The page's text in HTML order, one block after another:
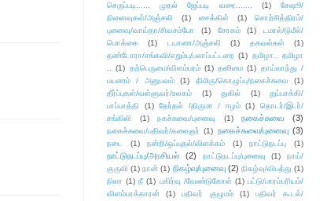
செருப்படி...... முதல் ஜேப்படி வரை.......
(1)
சேஷூ/
நினைவுகள்/அஞ்சலி
(1) சைக்கிள் (1)
சொற்சித்திரம்/
புனைவு/வாய்தா/சிவசம்போ
(1) சோகம் (1)
டமால்/டுமீல்/
மொக்கை
(1) டயானா/அஞ்சலி (1) தகவல்கள்
(1)
தண்டோரா/சங்கவி/எறும்பு/பலாப்பட்டறை (1) தமிழா.. தமிழா
.. (1) தற்பெருமை/விளம்பரம் (1) தனிமை (1) தாய்லாந்து /
பயணம் / அனுபவம்
(1) திமிரு/கொழுப்பு/நகைச்சுவை
(1)
தீர்ப்புகள்/வள்ளுவர்/உலகம்
(1) துகில் (1)
துப்பாக்கி/
பாப்பாத்தி
(1) தேர்தல் /திருமா / ஈழம் (1)
தொடர்/இடர்/
சங்கிலி
(1) நகச்சுவை/புனைவு (1) நகைச்சுவை (3)
நகைச்சுவை/பதிவர்/கலைஞர் (1) நகைச்சுவை/புனைவு (3)
நடை (1) நன்றி/ஒப்புதல்/விளக்கம் (1) நாட்டுநடப்பு (1)
நாட்டுநடப்பு/அரசியல் (2) நாட்டுநடப்பு/புனைவு (1)
நாய்/
குருவி (1) நான் (1) நிகழ்வு/புனைவு (2) நிகழ்வு/விபத்து (1)
நிலா (1) நீ (1) பகிர்வு /வேண்டுகோள் (1) பட்டு/பாரம்பரியம்/
விளம்பரக்காரன்
(1) பதிவர் குழுமம் (1)
பதிவர் கூடல்/